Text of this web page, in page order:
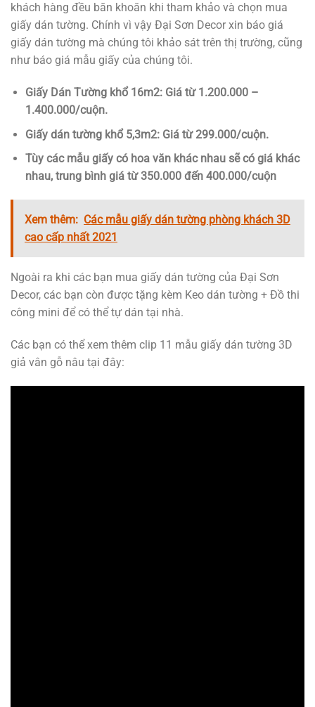
khách hàng đều băn khoăn khi tham khảo và chọn mua
giấy dán tường. Chính vì vậy Đại Sơn Decor xin báo giá
giấy dán tường mà chúng tôi khảo sát trên thị trường, cũng
như báo giá mẫu giấy của chúng tôi.
Giấy Dán Tường khổ 16m2: Giá từ 1.200.000 –
1.400.000/cuộn.
Giấy dán tường khổ 5,3m2: Giá từ 299.000/cuộn.
Tùy các mẫu giấy có hoa văn khác nhau sẽ có giá khác
nhau, trung bình giá từ 350.000 đến 400.000/cuộn
Xem thêm: Các mẫu giấy dán tường phòng khách 3D
cao cấp nhất 2021
Ngoài ra khi các bạn mua giấy dán tường của Đại Sơn
Decor, các bạn còn được tặng kèm Keo dán tường + Đồ thi
công mini để có thể tự dán tại nhà.
Các bạn có thể xem thêm clip 11 mẫu giấy dán tường 3D
giả vân gỗ nâu tại đây: